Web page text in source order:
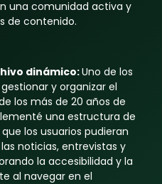
una comunidad activa y
de contenido.
dinámico:Uno de los
y organizar el
los más de 20 años de
una estructura de
los usuarios pudieran
noticias, entrevistas y
la accesibilidad y la
al navegar en el